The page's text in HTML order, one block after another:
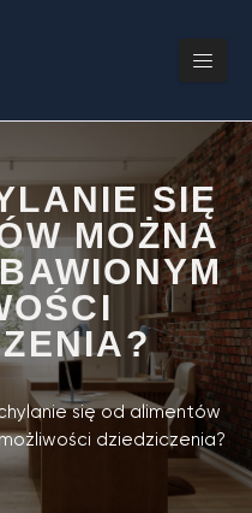
SIĘ
MOŻNA
się od alimentów
dziedziczenia?